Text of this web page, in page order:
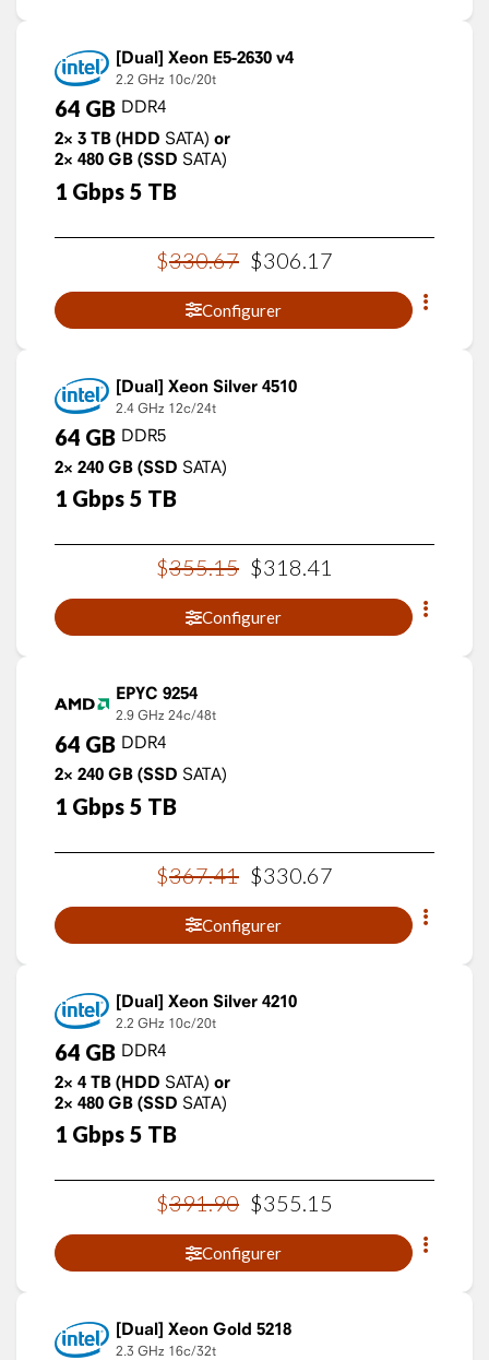
Xeon E5-2630 v4
2.2 GHz 10c/20t
64 GB DDR4
2× 3 TB (HDD SATA) or
2× 480 GB (SSD SATA)
1 Gbps 5 TB
$330.67 $306 17
Configurer
Xeon Silver 4510
2.4 GHz 12c/24t
64 GB DDR5
2× 240 GB (SSD SATA)
1 Gbps 5 TB
$355.15 $318.41
Configurer
EPYC 9254
2.9 GHz 24c/48t
64 GB DDR4
2× 240 GB (SSD SATA)
1 Gbps 5 TB
$367.41 $330 67
Configurer
Xeon Silver 4210
2.2 GHz 10c/20t
64 GB DDR4
2× 4 TB (HDD SATA) or
2× 480 GB (SSD SATA)
1 Gbps 5 TB
$391.90 $355.15
Configurer
Xeon Gold 5218
2.3 GHz 16c/32t